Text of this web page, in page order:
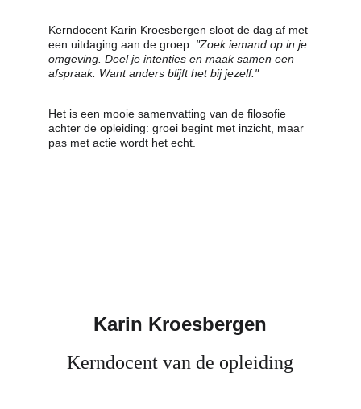
Kerndocent Karin Kroesbergen sloot de dag af met
een uitdaging aan de groep: "Zoek iemand op in je
omgeving. Deel je intenties en maak samen een
afspraak. Want anders blijft het bij jezelf."
Het is een mooie samenvatting van de filosofie
achter de opleiding: groei begint met inzicht, maar
pas met actie wordt het echt.
Kerndocent van de opleiding
Karin Kroesbergen